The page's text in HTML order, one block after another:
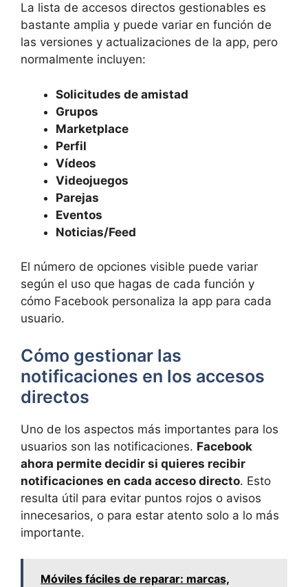
La lista de accesos directos gestionables es
bastante amplia y puede variar en función de
las versiones y actualizaciones de la app, pero
normalmente incluyen:
Solicitudes de amistad
Grupos
Marketplace
Perfil
Vídeos
Videojuegos
Parejas
Eventos
Noticias/Feed
El número de opciones visible puede variar
según el uso que hagas de cada función y
cómo Facebook personaliza la app para cada
usuario.
Cómo gestionar las
notificaciones en los accesos
directos
Uno de los aspectos más importantes para los
usuarios son las notificaciones. Facebook
ahora permite decidir si quieres recibir
notificaciones en cada acceso directo. Esto
resulta útil para evitar puntos rojos o avisos
innecesarios, o para estar atento solo a lo más
importante.
Móviles fáciles de reparar: marcas,